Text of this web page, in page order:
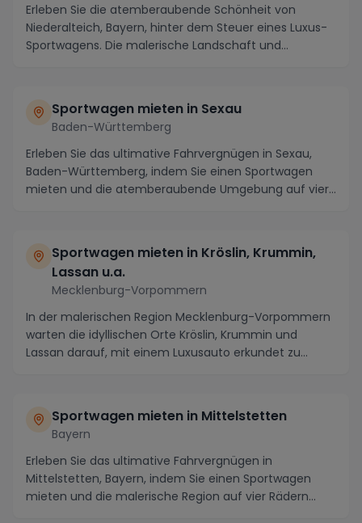
Erleben Sie die atemberaubende Schönheit von
Niederalteich, Bayern, hinter dem Steuer eines Luxus-
Sportwagens. Die malerische Landschaft und
Sportwagen mieten in Sexau
Baden-Württemberg
Erleben Sie das ultimative Fahrvergnügen in Sexau,
Baden-Württemberg, indem Sie einen Sportwagen
mieten und die atemberaubende Umgebung auf vier
Sportwagen mieten in Kröslin, Krummin,
Lassan u.a.
Mecklenburg-Vorpommern
In der malerischen Region Mecklenburg-Vorpommern
warten die idyllischen Orte Kröslin, Krummin und
Lassan darauf, mit einem Luxusauto erkundet zu
Sportwagen mieten in Mittelstetten
Bayern
Erleben Sie das ultimative Fahrvergnügen in
Mittelstetten, Bayern, indem Sie einen Sportwagen
mieten und die malerische Region auf vier Rädern